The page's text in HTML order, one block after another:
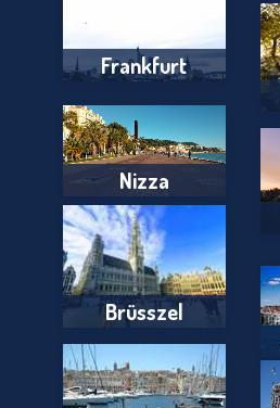
Frankfurt
Nizza
Brüsszel